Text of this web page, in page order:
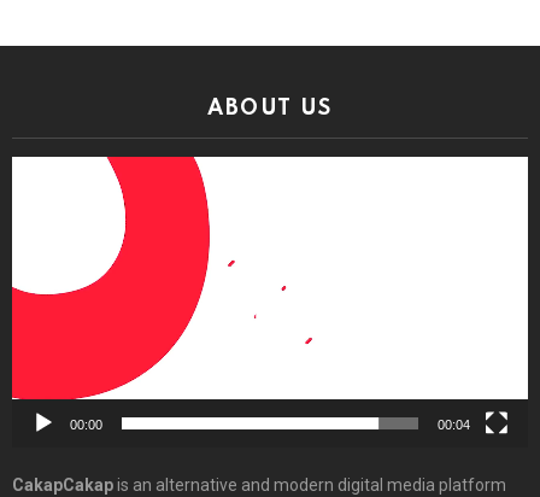
ABOUT US
00:00 00:04
CakapCakapis an alternative and modern digital media platform